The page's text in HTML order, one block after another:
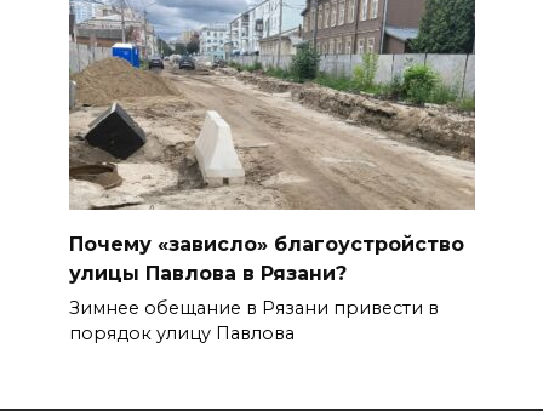
Почему «зависло» благоустройство
улицы Павлова в Рязани?
Зимнее обещание в Рязани привести в
порядок улицу Павлова